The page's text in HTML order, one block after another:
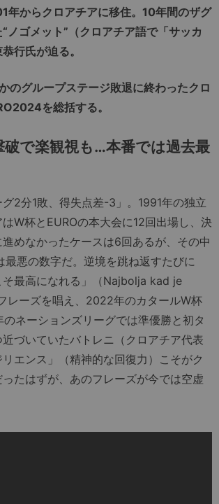
年からクロアチアに移住。10年間のザグ
ノゴメット”（クロアチア語で「サッカ
行氏が迫る。
のグループステージ敗退に終わったクロ
を総括する。
で楽観視も…本番では過去最
2分1敗、得失点差-3」。1991年の独立
W杯とEUROの本大会に12回出場し、決
めなかったケースは6回あるが、その中
最悪の数字だ。逆境を跳ね返すたびに
そ最高になれる」（Najbolja kad je
レーズを唱え、2022年のカタールW杯
ネーションズリーグでは準優勝と初タ
づいていたバトレニ（クロアチア代表
エンス」（精神的な回復力）こそがク
たはずが、あのフレーズが今では空虚